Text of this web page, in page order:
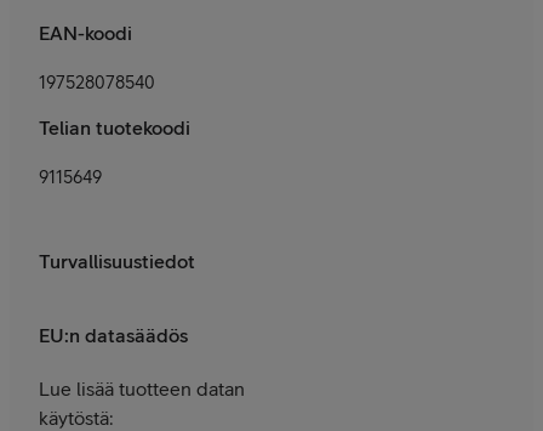
EAN-koodi
197528078540
Telian tuotekoodi
9115649
Turvallisuustiedot
EU:n datasäädös
Lue lisää tuotteen datan
käytöstä: